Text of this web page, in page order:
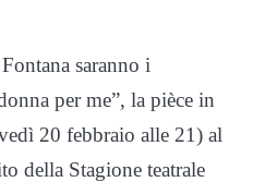
saranno i
per me”, la pièce in
20 febbraio alle 21) al
della Stagione teatrale